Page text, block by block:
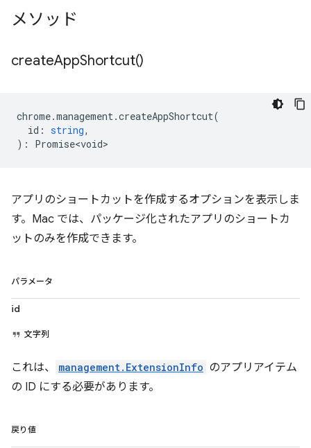
メソッド
createAppShortcut()
chrome.management.createAppShortcut(
id : string,
) : Promise<void>
アプリのショートカットを作成するオプションを表示しま
す。Mac では、パッケージ化されたアプリのショートカ
ットのみを作成できます。
パラメータ
id
文字列
これは、 management.ExtensionInfo のアプリアイテム
の ID にする必要があります。
戻り値